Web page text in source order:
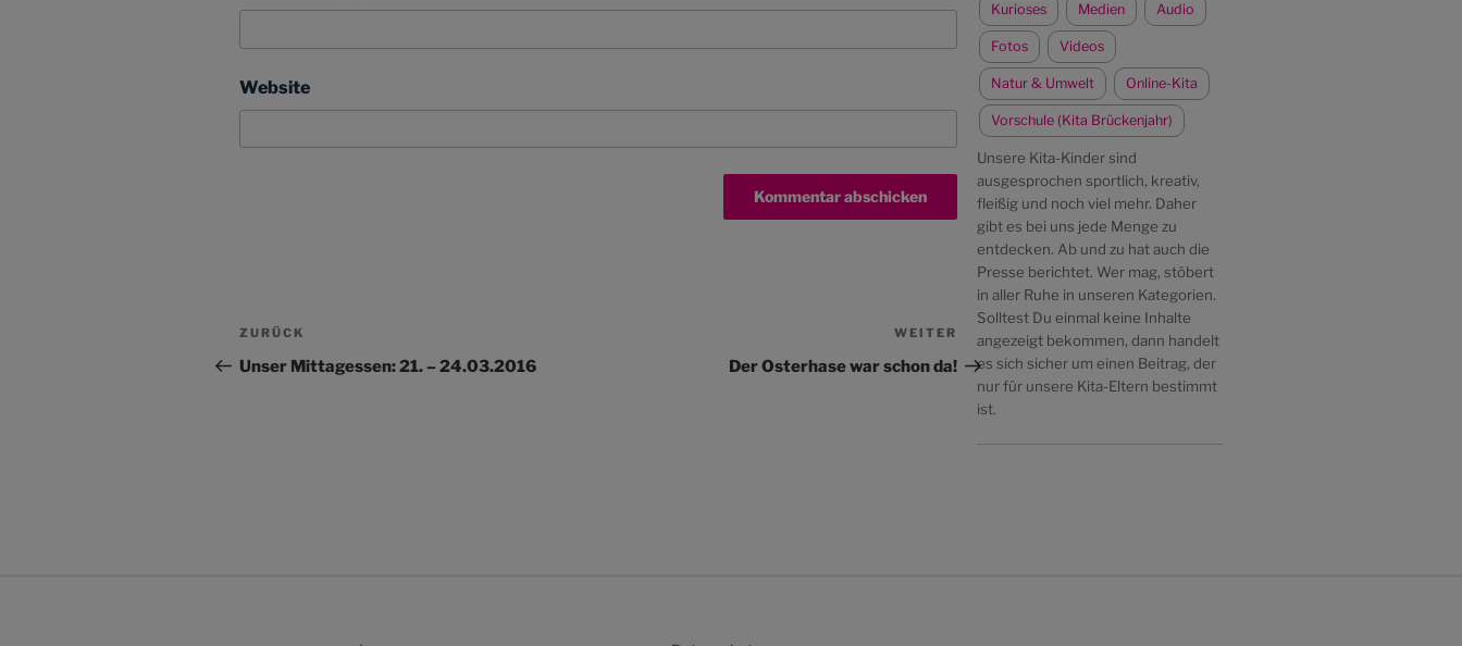
Website
Beitragsnavigation
Vorheriger
Beitrag
ZURÜCK
Unser Mittagessen: 21. – 24.03.2016
Nächster
Beitrag
WEITER
Der Osterhase war schon da!
Kurioses Medien Audio
Fotos Videos
Natur & Umwelt Online-Kita
Vorschule (Kita Brückenjahr)
Unsere Kita-Kinder sind
ausgesprochen sportlich, kreativ,
fleißig und noch viel mehr. Daher
gibt es bei uns jede Menge zu
entdecken. Ab und zu hat auch die
Presse berichtet. Wer mag, stöbert
in aller Ruhe in unseren Kategorien.
Solltest Du einmal keine Inhalte
angezeigt bekommen, dann handelt
es sich sicher um einen Beitrag, der
nur für unsere Kita-Eltern bestimmt
ist.